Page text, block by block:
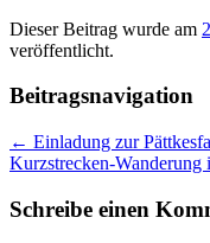
Dieser Beitrag wurde am
veröffentlicht.
Beitragsnavigation
← Einladung zur
Kurzstrecken-Wanderung
Schreibe einen